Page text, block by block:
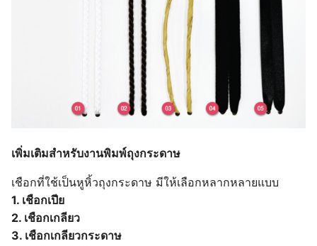
เพิ่มเติมสำหรับงานพิมพ์ถุงกระดาษ
เชือกที่ใช้เป็นหูหิ้วถุงกระดาษ มีให้เลือกหลากหลายแบบ
1. เชือกเปีย
2. เชือกเกลียว
3. เชือกเกลียวกระดาษ